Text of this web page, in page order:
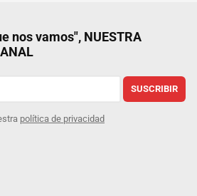
nos vamos", NUESTRA
SUSCRIBIR
política de privacidad